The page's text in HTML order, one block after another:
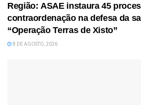
Região: ASAE instaura 45
contraordenação na defesa da
“Operação Terras de Xisto”
8 DE AGOSTO, 2026